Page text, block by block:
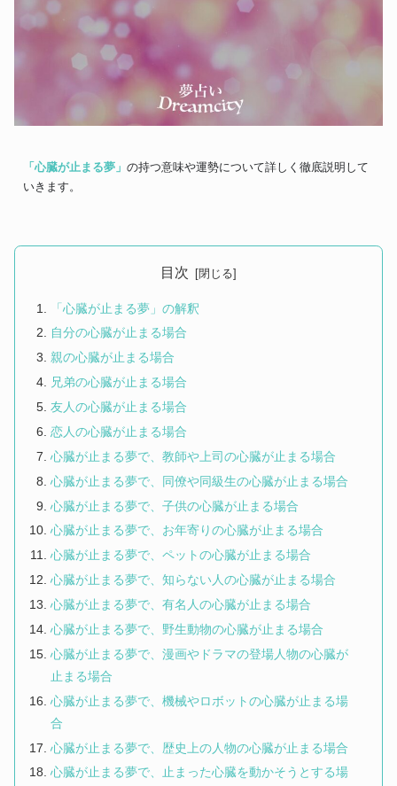
「心臓が止まる夢」 の持つ意味や運勢について詳しく徹底説明して
いきます。
目次
「心臓が止まる夢」の解釈
自分の心臓が止まる場合
親の心臓が止まる場合
兄弟の心臓が止まる場合
友人の心臓が止まる場合
恋人の心臓が止まる場合
心臓が止まる夢で、教師や上司の心臓が止まる場合
心臓が止まる夢で、同僚や同級生の心臓が止まる場合
心臓が止まる夢で、子供の心臓が止まる場合
心臓が止まる夢で、お年寄りの心臓が止まる場合
心臓が止まる夢で、ペットの心臓が止まる場合
心臓が止まる夢で、知らない人の心臓が止まる場合
心臓が止まる夢で、有名人の心臓が止まる場合
心臓が止まる夢で、野生動物の心臓が止まる場合
心臓が止まる夢で、漫画やドラマの登場人物の心臓が
止まる場合
心臓が止まる夢で、機械やロボットの心臓が止まる場
合
心臓が止まる夢で、歴史上の人物の心臓が止まる場合
心臓が止まる夢で、止まった心臓を動かそうとする場